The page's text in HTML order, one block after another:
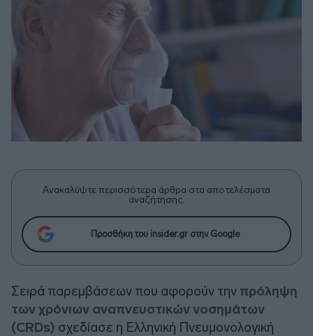
Ανακαλύψτε περισσότερα άρθρα στα αποτελέσματα
αναζήτησης.
Προσθήκη του insider.gr στην Google
Σειρά παρεμβάσεων που αφορούν την πρόληψη
των χρόνιων αναπνευστικών νοσημάτων
(CRDs) σχεδίασε η Ελληνική Πνευμονολογική